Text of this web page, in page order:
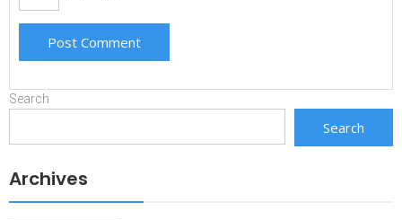
Search
Search
Archives